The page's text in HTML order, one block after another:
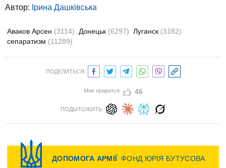
Автор: Ірина Дашківська
Аваков Арсен (3114) Донецьк (6297) Луганск (3182)
сепаратизм (11289)
ПОДЕЛИТЬСЯ:
Мне нравится 46
ПОДЫТОЖИТЬ: